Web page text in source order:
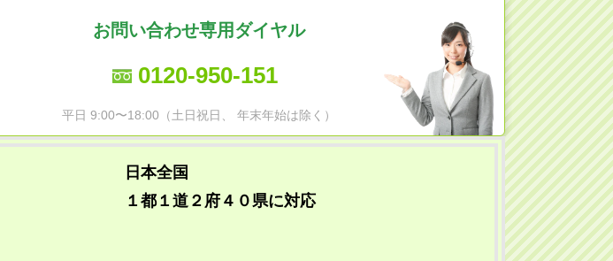
お問い合わせ専用ダイヤル
0120-950-151
平日 9:00〜18:00（土日祝日、 年末年始は除く）
日本全国
１都１道２府４０県に対応